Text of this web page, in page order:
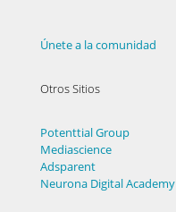
Únete a la comunidad
Otros Sitios
Potenttial Group
Mediascience
Adsparent
Neurona Digital Academy